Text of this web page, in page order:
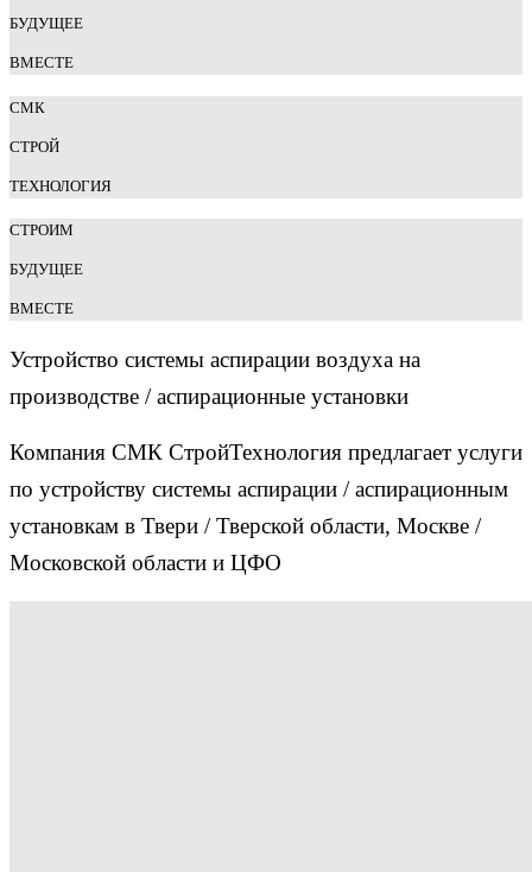
БУДУЩЕЕ
ВМЕСТЕ
СМК
СТРОЙ
ТЕХНОЛОГИЯ
СТРОИМ
БУДУЩЕЕ
ВМЕСТЕ
Устройство системы аспирации воздуха на
производстве / аспирационные установки
Компания СМК СтройТехнология предлагает услуги
по устройству системы аспирации / аспирационным
установкам в Твери / Тверской области, Москве /
Московской области и ЦФО